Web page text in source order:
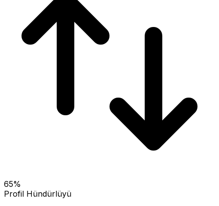
65%
Profil Hündürlüyü